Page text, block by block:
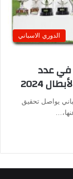
الدوري الاسباني
في عدد
2024
يواصل تحقيق